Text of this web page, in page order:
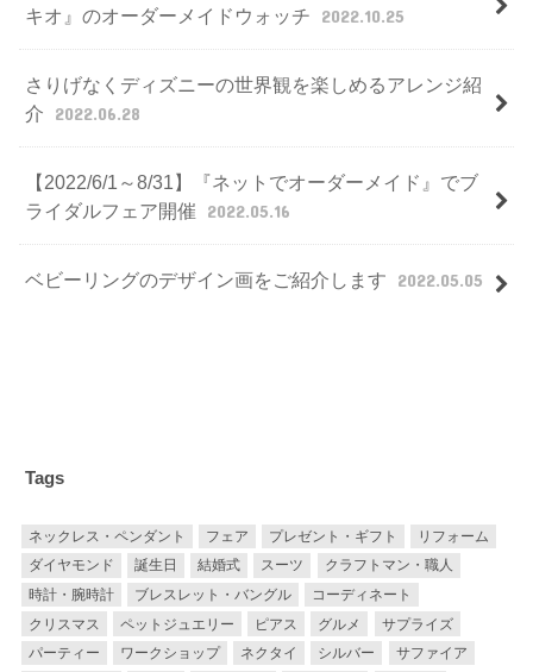
キオ』のオーダーメイドウォッチ
2022.10.25
さりげなくディズニーの世界観を楽しめるアレンジ紹
介
2022.06.28
【2022/6/1～8/31】『ネットでオーダーメイド』でブ
ライダルフェア開催
2022.05.16
ベビーリングのデザイン画をご紹介します 2022.05.05
Tags
ネックレス・ペンダント フェア プレゼント・ギフト
リフォーム
ダイヤモンド
誕生日 結婚式 スーツ
クラフトマン・職人
時計・腕時計
ブレスレット・バングル
コーディネート
クリスマス
ペットジュエリー ピアス グルメ
サプライズ
パーティー
ワークショップ ネクタイ シルバー
サファイア